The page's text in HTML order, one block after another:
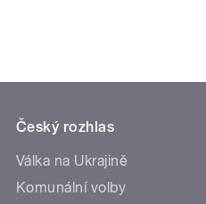
Český rozhlas
Válka na Ukrajině
Komunální volby